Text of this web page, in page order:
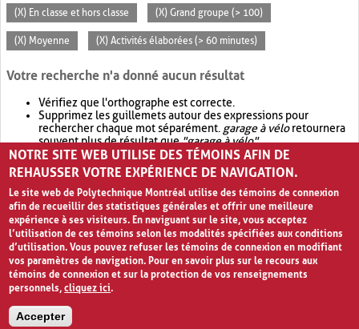
(X) En classe et hors classe (X) Grand groupe (> 100)
(X) Moyenne (X) Activités élaborées (> 60 minutes)
Votre recherche n'a donné aucun résultat
Vérifiez que l'orthographe est correcte.
Supprimez les guillemets autour des expressions pour
rechercher chaque mot séparément. garage à véloretournera
souvent plus de résultat que"garage à vélo".
Envisagez d'élargir votre recherche avec OR.garage OR vélo
retournera souvent plus de résultat quegarage à vélo
NOTRE SITE WEB UTILISE DES TÉMOINS AFIN DE
REHAUSSER VOTRE EXPÉRIENCE DE NAVIGATION.
Le site web de Polytechnique Montréal utilise des témoins de connexion
afin de recueillir des statistiques générales et offrir une meilleure
expérience à ses visiteurs. En naviguant sur le site, vous acceptez
l’utilisation de ces témoins selon les modalités spécifiées aux conditions
d’utilisation. Vous pouvez refuser les témoins de connexion en modifiant
vos paramètres de navigation. Pour en savoir plus sur le recours aux
témoins de connexion et sur la protection de vos renseignements
personnels,cliquez ici.
Accepter